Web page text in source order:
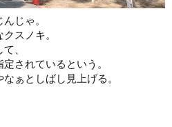
じゃ。
スノキ。
、
されているという。
ぁとしばし見上げる。